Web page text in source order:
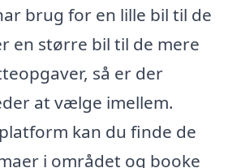
brug for en lille bil til de
en større bil til de mere
så er der
at vælge imellem.
kan du finde de
i området og booke